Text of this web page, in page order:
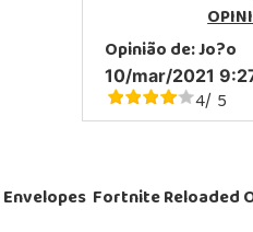
Opinião de:Jo?o
10/mar/2021
4/ 5
Envelopes Fortnite Reloaded